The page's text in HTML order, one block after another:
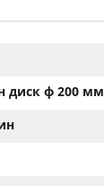
диск ф 200 мм